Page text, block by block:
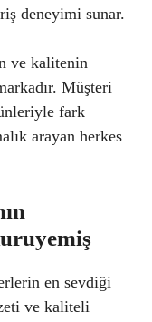
deneyimi sunar.
ve kalitenin
Müşteri
fark
arayan herkes
en sevdiği
ve kaliteli